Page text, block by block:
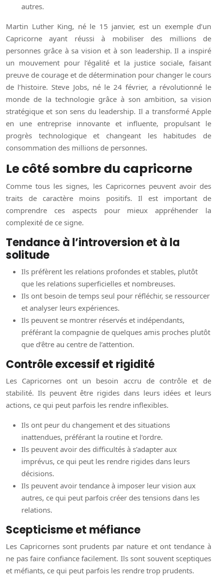
autres.
Martin Luther King, né le 15 janvier, est un exemple d’un
Capricorne ayant réussi à mobiliser des millions de
personnes grâce à sa vision et à son leadership. Il a inspiré
un mouvement pour l’égalité et la justice sociale, faisant
preuve de courage et de détermination pour changer le cours
de l’histoire. Steve Jobs, né le 24 février, a révolutionné le
monde de la technologie grâce à son ambition, sa vision
stratégique et son sens du leadership. Il a transformé Apple
en une entreprise innovante et influente, propulsant le
progrès technologique et changeant les habitudes de
consommation des millions de personnes.
Le côté sombre du capricorne
Comme tous les signes, les Capricornes peuvent avoir des
traits de caractère moins positifs. Il est important de
comprendre ces aspects pour mieux appréhender la
complexité de ce signe.
Tendance à l’introversion et à la
solitude
Ils préfèrent les relations profondes et stables, plutôt
que les relations superficielles et nombreuses.
Ils ont besoin de temps seul pour réfléchir, se ressourcer
et analyser leurs expériences.
Ils peuvent se montrer réservés et indépendants,
préférant la compagnie de quelques amis proches plutôt
que d’être au centre de l’attention.
Contrôle excessif et rigidité
Les Capricornes ont un besoin accru de contrôle et de
stabilité. Ils peuvent être rigides dans leurs idées et leurs
actions, ce qui peut parfois les rendre inflexibles.
Ils ont peur du changement et des situations
inattendues, préférant la routine et l’ordre.
Ils peuvent avoir des difficultés à s’adapter aux
imprévus, ce qui peut les rendre rigides dans leurs
décisions.
Ils peuvent avoir tendance à imposer leur vision aux
autres, ce qui peut parfois créer des tensions dans les
relations.
Scepticisme et méfiance
Les Capricornes sont prudents par nature et ont tendance à
ne pas faire confiance facilement. Ils sont souvent sceptiques
et méfiants, ce qui peut parfois les rendre trop prudents.